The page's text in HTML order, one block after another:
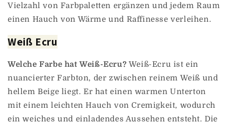
Vielzahl von Farbpaletten ergänzen und jedem Raum
einen Hauch von Wärme und Raffinesse verleihen.
Weiß Ecru
Welche Farbe hat Weiß-Ecru? Weiß-Ecru ist ein
nuancierter Farbton, der zwischen reinem Weiß und
hellem Beige liegt. Er hat einen warmen Unterton
mit einem leichten Hauch von Cremigkeit, wodurch
ein weiches und einladendes Aussehen entsteht. Die